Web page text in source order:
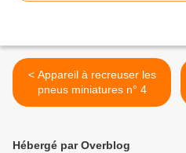
< Appareil à recreuser les
pneus miniatures n° 4
Hébergé par Overblog